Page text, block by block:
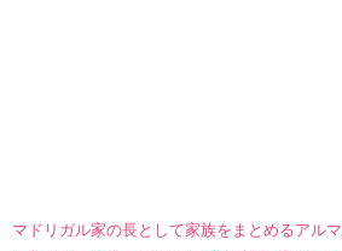
マドリガル家の長として家族をまとめるアル